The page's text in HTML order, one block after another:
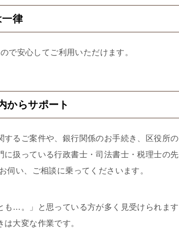
律
で安心してご利用いただけます。
らサポート
るご案件や、銀行関係のお手続き、区役所の
扱っている行政書士・司法書士・税理士の先
伺い、ご相談に乗ってくださいます。
も…。」と思っている方が多く見受けられます
大変な作業です。